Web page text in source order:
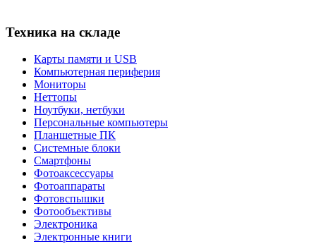
Техника на складе
Карты памяти и USB
Компьютерная периферия
Мониторы
Неттопы
Ноутбуки, нетбуки
Персональные компьютеры
Планшетные ПК
Системные блоки
Смартфоны
Фотоаксессуары
Фотоаппараты
Фотовспышки
Фотообъективы
Электроника
Электронные книги